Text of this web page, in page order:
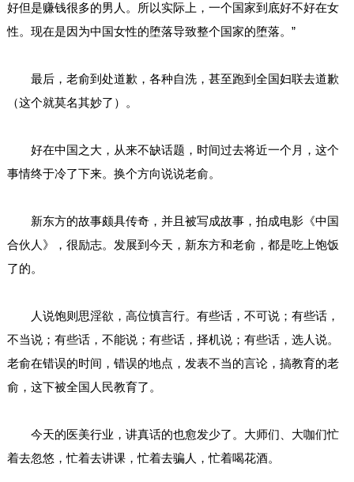
好但是赚钱很多的男人。所以实际上，一个国家到底好不好在女
性。现在是因为中国女性的堕落导致整个国家的堕落。”
最后，老俞到处道歉，各种自洗，甚至跑到全国妇联去道歉
（这个就莫名其妙了）。
好在中国之大，从来不缺话题，时间过去将近一个月，这个
事情终于冷了下来。换个方向说说老俞。
新东方的故事颇具传奇，并且被写成故事，拍成电影《中国
合伙人》，很励志。发展到今天，新东方和老俞，都是吃上饱饭
了的。
人说饱则思淫欲，高位慎言行。有些话，不可说；有些话，
不当说；有些话，不能说；有些话，择机说；有些话，选人说。
老俞在错误的时间，错误的地点，发表不当的言论，搞教育的老
俞，这下被全国人民教育了。
今天的医美行业，讲真话的也愈发少了。大师们、大咖们忙
着去忽悠，忙着去讲课，忙着去骗人，忙着喝花酒。